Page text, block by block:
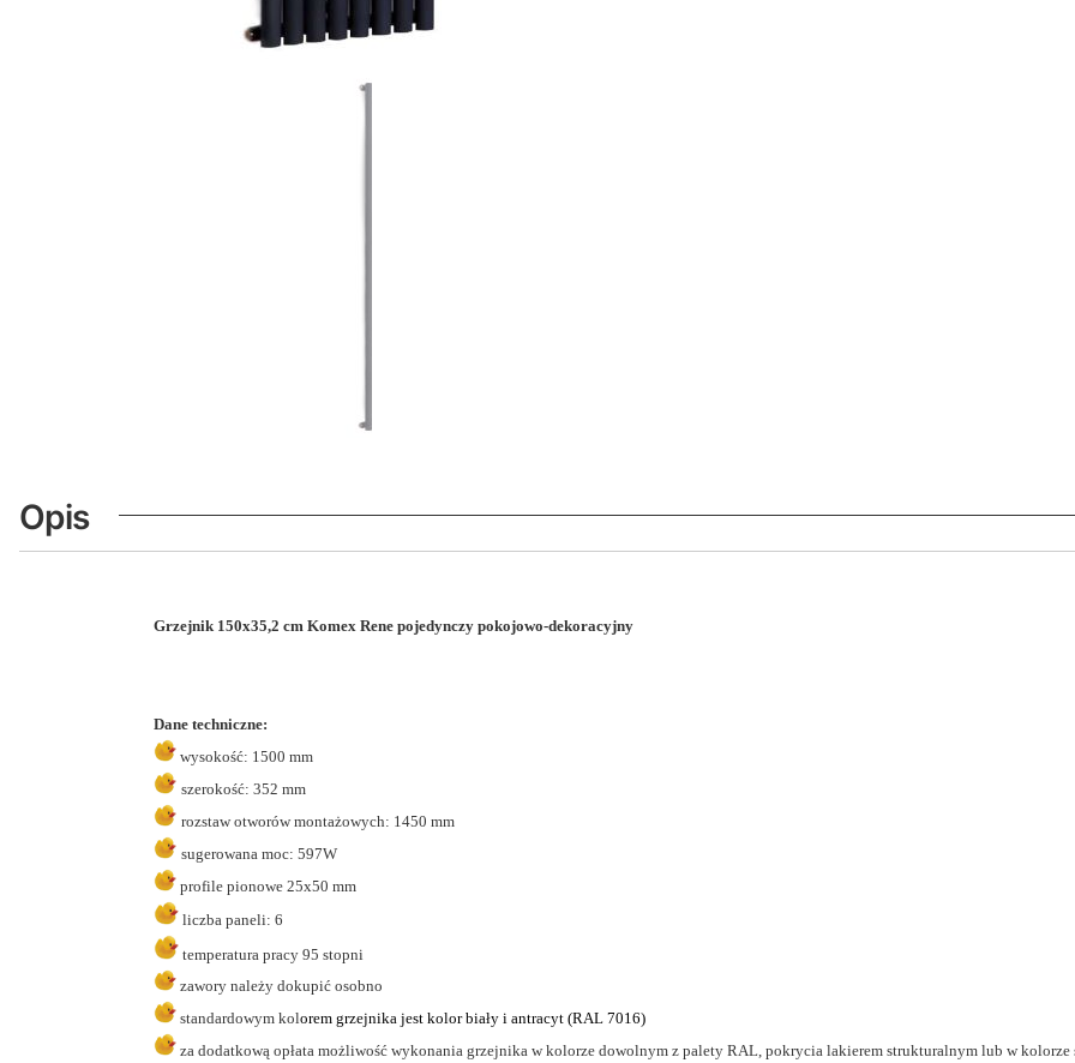
Opis
Grzejnik 150x35,2 cm Komex Rene pojedynczy pokojowo-dekoracyjny
Dane techniczne:
wysokość: 1500 mm
szerokość: 352 mm
rozstaw otworów montażowych: 1450 mm
sugerowana moc: 597W
profile pionowe 25x50 mm
liczba paneli: 6
temperatura pracy 95 stopni
zawory należy dokupić osobno
standardowym kolorem grzejnika jest kolor biały i antracyt (RAL 7016)
za dodatkową opłata możliwość wykonania grzejnika w kolorze dowolnym z palety RAL, pokrycia lakierem strukturalnym lub w kolorze